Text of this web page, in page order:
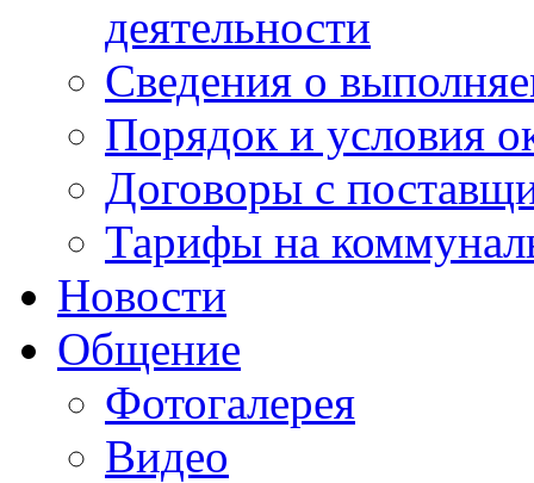
деятельности
Сведения о
Порядок и условия
Договоры с
Тарифы на
Новости
Общение
Фотогалерея
Видео